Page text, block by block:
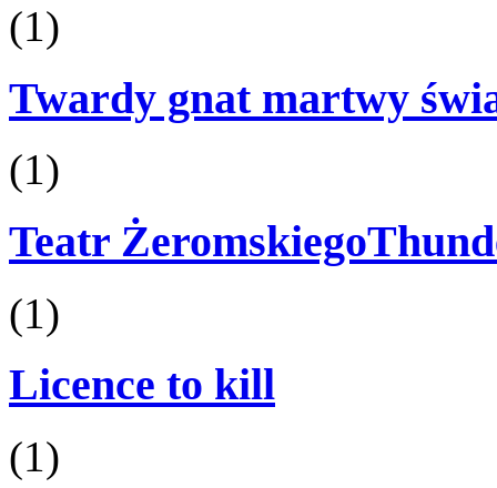
(1)
Twardy gnat martwy
(1)
Teatr
(1)
Licence to kill
(1)